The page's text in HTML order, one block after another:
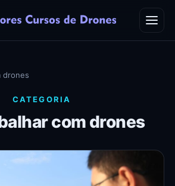
drones
CATEGORIA
com drones